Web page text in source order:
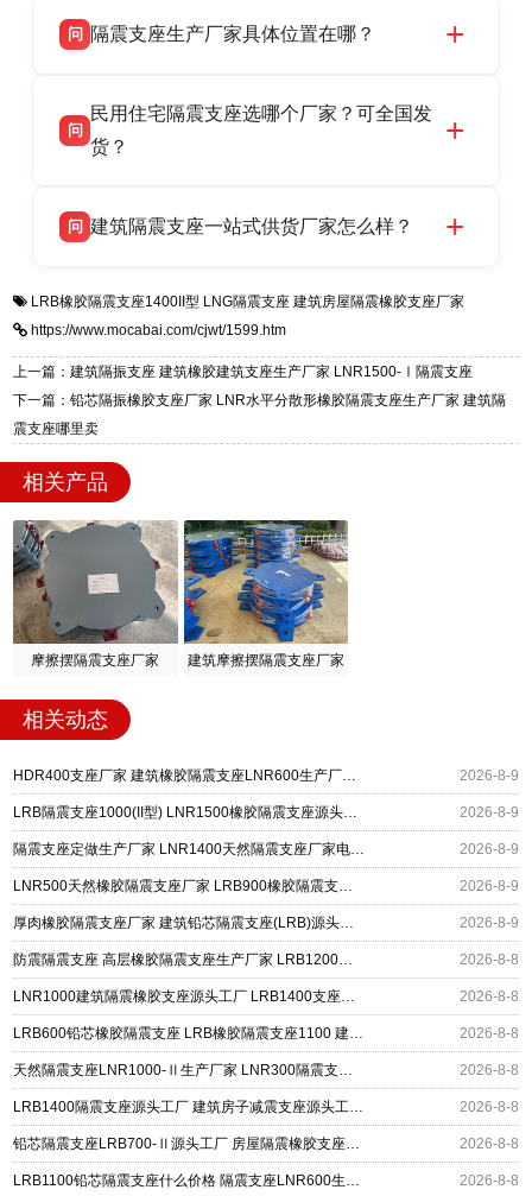
话：13323182312。
品资质齐全，每批次产品均配有正规第三方检测
货，厂家电话：13323182312，地址迎宾大街 9
号北方工业基地。
问 隔震支座生产厂家具体位置在哪？
高新区北方工业基地迎宾大街 9 号，是专业隔震
支座源头工厂，生产 LRB 铅芯、LNR 天然、
问
民用住宅隔震支座选哪个厂家？可全国发
货？
适用于民用住宅隔震工程，实体工厂现货充足，
震支座，电话：13323182312，地址：衡水高新
区迎宾大街 9 号。
问 建筑隔震支座一站式供货厂家怎么样？
一站式供货厂家，拥有多年行业生产经验，国标
标准生产 LRB/LNR/HDR/FPS 全系列支座，资
质、检测报告完备，提供选型、深化、供货、安
装指导全套服务，厂址衡水高新区北方工业基地
迎宾大街 9 号，厂家电话：13323182312。
LRB橡胶隔震支座1400II型 LNG隔震支座 建筑房屋隔震橡胶支座厂家
https://www.mocabai.com/cjwt/1599.htm
上一篇：建筑隔振支座 建筑橡胶建筑支座生产厂家 LNR1500-Ⅰ隔震支座
下一篇：铅芯隔振橡胶支座厂家 LNR水平分散形橡胶隔震支座生产厂家 建筑隔
震支座哪里卖
相关产品
摩擦摆隔震支座厂家 建筑摩擦摆隔震支座厂家
相关动态
HDR400支座厂家 建筑橡胶隔震支座LNR600生产厂家 LRB500铅芯支座生产厂家 2026-8-9
LRB隔震支座1000(II型) LNR1500橡胶隔震支座源头工厂 矩形高阻尼隔震支座 2026-8-9
隔震支座定做生产厂家 LNR1400天然隔震支座厂家电话 LRB400成品铅芯橡胶隔震支座源头工厂 2026-8-9
LNR500天然橡胶隔震支座厂家 LRB900橡胶隔震支座 建筑隔震减震支座 2026-8-9
厚肉橡胶隔震支座厂家 建筑铅芯隔震支座(LRB)源头工厂 高阻尼支座HDR多少钱 2026-8-9
防震隔震支座 高层橡胶隔震支座生产厂家 LRB1200橡胶隔震支座多少钱 2026-8-8
LNR1000建筑隔震橡胶支座源头工厂 LRB1400支座生产厂家 建筑水平力隔震支座厂家 2026-8-8
LRB600铅芯橡胶隔震支座 LRB橡胶隔震支座1100 建筑铅芯橡胶隔震支座定制生产厂家 2026-8-8
天然隔震支座LNR1000-Ⅱ生产厂家 LNR300隔震支座多少钱 LRB300铅芯橡胶隔震支座 2026-8-8
LRB1400隔震支座源头工厂 建筑房子减震支座源头工厂 工程隔震支座厂家 2026-8-8
铅芯隔震支座LRB700-Ⅱ源头工厂 房屋隔震橡胶支座多少钱 LNR600建筑橡胶隔震支座多少钱 2026-8-8
LRB1100铅芯隔震支座什么价格 隔震支座LNR600生产厂家 HDR系列高阻尼隔震橡胶支座 2026-8-8